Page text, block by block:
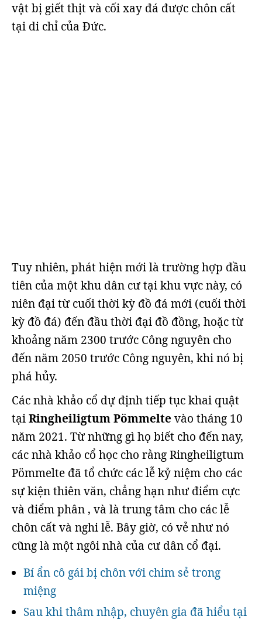
vật bị giết thịt và cối xay đá được chôn cất
tại di chỉ của Đức.
Tuy nhiên, phát hiện mới là trường hợp đầu
tiên của một khu dân cư tại khu vực này, có
niên đại từ cuối thời kỳ đồ đá mới (cuối thời
kỳ đồ đá) đến đầu thời đại đồ đồng, hoặc từ
khoảng năm 2300 trước Công nguyên cho
đến năm 2050 trước Công nguyên, khi nó bị
phá hủy.
Các nhà khảo cổ dự định tiếp tục khai quật
tạiRingheiligtum Pömmelte vào tháng 10
năm 2021. Từ những gì họ biết cho đến nay,
các nhà khảo cổ học cho rằng Ringheiligtum
Pömmelte đã tổ chức các lễ kỷ niệm cho các
sự kiện thiên văn, chẳng hạn như điểm cực
và điểm phân , và là trung tâm cho các lễ
chôn cất và nghi lễ. Bây giờ, có vẻ như nó
cũng là một ngôi nhà của cư dân cổ đại.
Bí ẩn cô gái bị chôn với chim sẻ trong
miệng
Sau khi thâm nhập, chuyên gia đã hiểu tại